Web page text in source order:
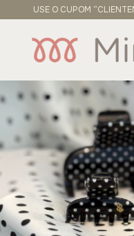
USE O CUPOM